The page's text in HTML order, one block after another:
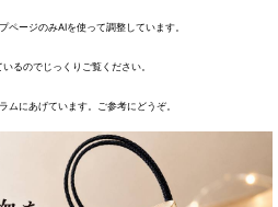
ページのみAIを使って調整しています。
るのでじっくりご覧ください。
ムにあげています。ご参考にどうぞ。